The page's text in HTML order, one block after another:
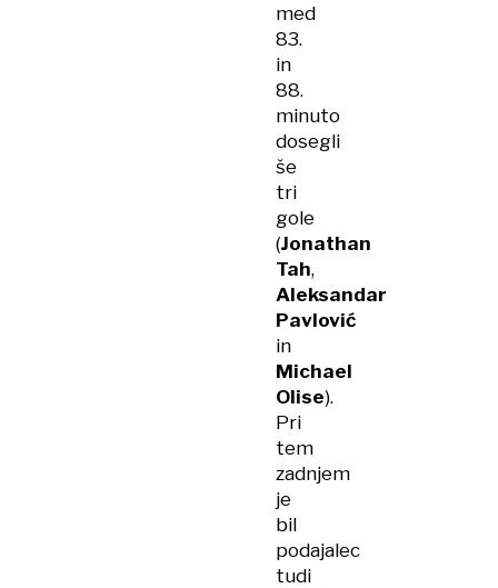
med
83.
in
88.
minuto
dosegli
še
tri
gole
(Jonathan
Tah,
Aleksandar
Pavlović
in
Michael
Olise).
Pri
tem
zadnjem
je
bil
podajalec
tudi